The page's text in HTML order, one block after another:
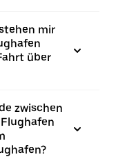
mir
über
zwischen